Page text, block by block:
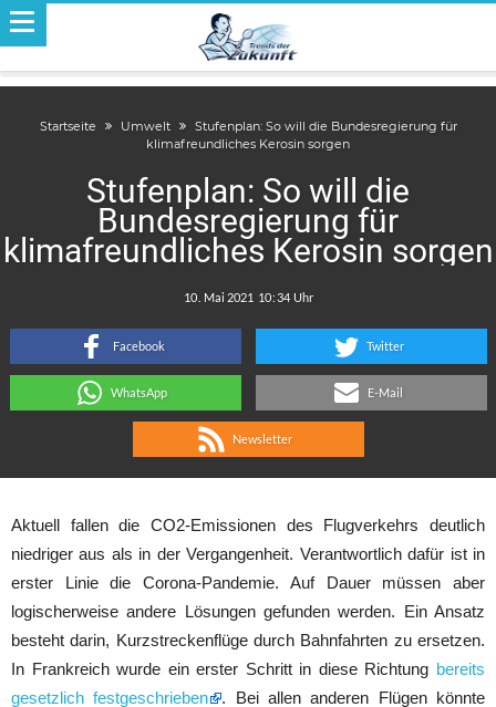
Startseite Umwelt
Stufenplan: So will die Bundesregierung für
klimafreundliches Kerosin sorgen
Stufenplan: So will die
Bundesregierung für
klimafreundliches Kerosin sorgen
:
Facebook Twitter
WhatsApp E-Mail
Newsletter
Aktuell fallen die CO2-Emissionen des Flugverkehrs deutlich
niedriger aus als in der Vergangenheit. Verantwortlich dafür ist in
erster Linie die Corona-Pandemie. Auf Dauer müssen aber
logischerweise andere Lösungen gefunden werden. Ein Ansatz
besteht darin, Kurzstreckenflüge durch Bahnfahrten zu ersetzen.
In Frankreich wurde ein erster Schritt in diese Richtung bereits
gesetzlich festgeschrieben
. Bei allen anderen Flügen könnte